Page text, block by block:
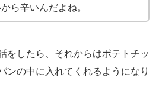
ら辛いんだよね。
をしたら、それからはポテトチッ
ンの中に入れてくれるようになり